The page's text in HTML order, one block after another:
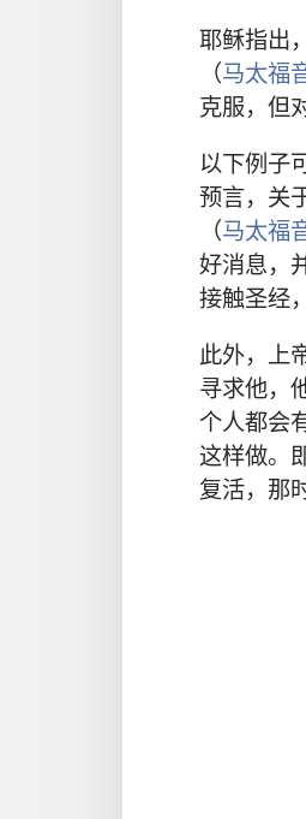
耶稣指出，
（马太福
克服， 但
以下例子
预言， 关
（马太福
好消息，
接触圣经，
此外， 上
寻求他，
个人都会
这样做。
复活， 那